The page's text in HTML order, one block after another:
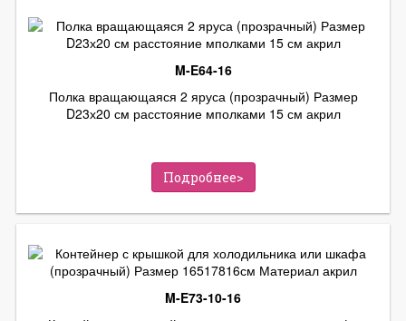
M-E64-16
Полка вращающаяся 2 яруса (прозрачный) Размер
D23х20 см расстояние мполками 15 см акрил
Подробнее>
M-E73-10-16